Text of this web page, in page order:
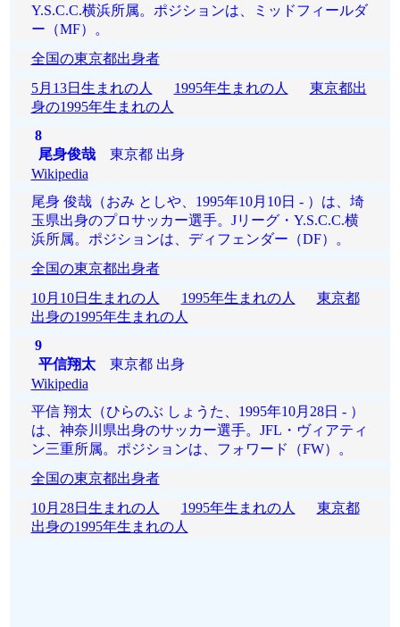
Y.S.C.C.横浜所属。ポジションは、ミッドフィールダ
ー（MF）。
全国の東京都出身者
5月13日生まれの人
1995年生まれの人
東京都出
身の1995年生まれの人
8
尾身俊哉東京都 出身
Wikipedia
尾身 俊哉（おみ としや、1995年10月10日 - ）は、埼
玉県出身のプロサッカー選手。Jリーグ・Y.S.C.C.横
浜所属。ポジションは、ディフェンダー（DF）。
全国の東京都出身者
10月10日生まれの人
1995年生まれの人
東京都
出身の1995年生まれの人
9
平信翔太東京都 出身
Wikipedia
平信 翔太（ひらのぶ しょうた、1995年10月28日 - ）
は、神奈川県出身のサッカー選手。JFL・ヴィアティ
ン三重所属。ポジションは、フォワード（FW）。
全国の東京都出身者
10月28日生まれの人
1995年生まれの人
東京都
出身の1995年生まれの人